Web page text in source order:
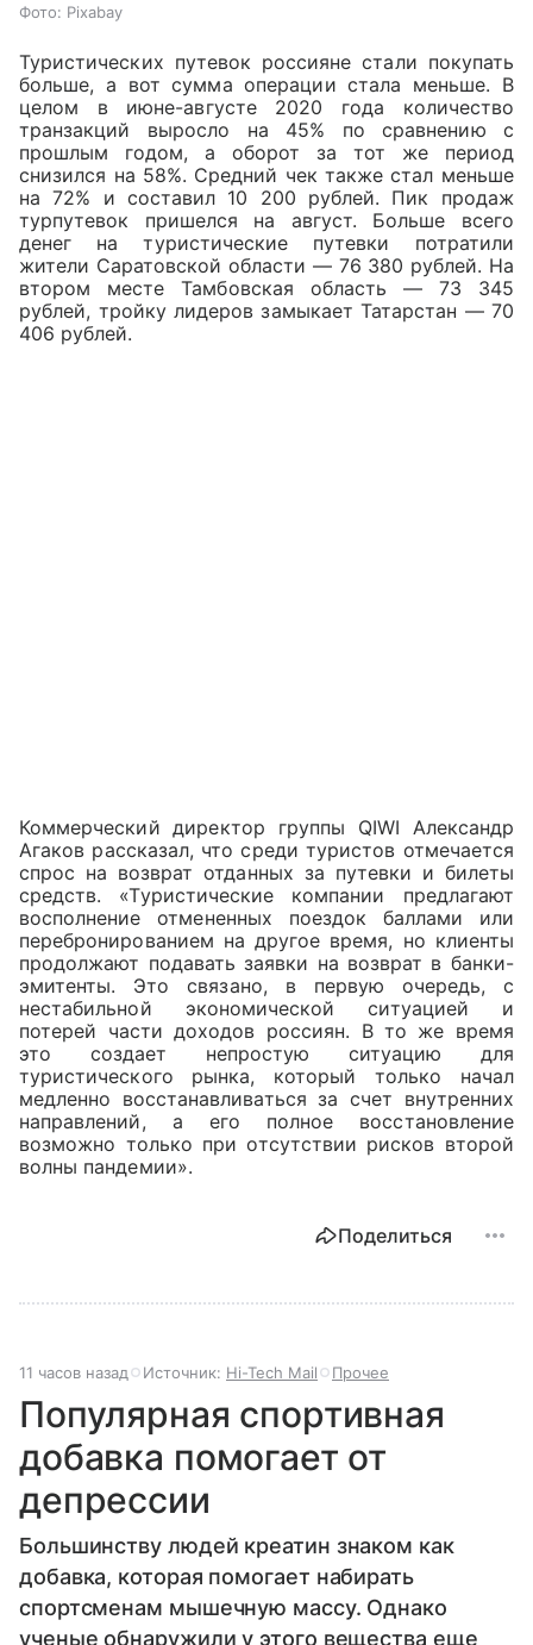
Фото: Pixabay
Туристических путевок россияне стали покупать
больше, а вот сумма операции стала меньше. В
целом в июне-августе 2020 года количество
транзакций выросло на 45% по сравнению с
прошлым годом, а оборот за тот же период
снизился на 58%. Средний чек также стал меньше
на 72% и составил 10 200 рублей. Пик продаж
турпутевок пришелся на август. Больше всего
денег на туристические путевки потратили
жители Саратовской области — 76 380 рублей. На
втором месте Тамбовская область — 73 345
рублей, тройку лидеров замыкает Татарстан — 70
406 рублей.
Коммерческий директор группы QIWI Александр
Агаков рассказал, что среди туристов отмечается
спрос на возврат отданных за путевки и билеты
средств. «Туристические компании предлагают
восполнение отмененных поездок баллами или
перебронированием на другое время, но клиенты
продолжают подавать заявки на возврат в банки-
эмитенты. Это связано, в первую очередь, с
нестабильной экономической ситуацией и
потерей части доходов россиян. В то же время
это создает непростую ситуацию для
туристического рынка, который только начал
медленно восстанавливаться за счет внутренних
направлений, а его полное восстановление
возможно только при отсутствии рисков второй
волны пандемии».
Поделиться
11 часов назад Источник: Hi-Tech Mail Прочее
Популярная спортивная
добавка помогает от
депрессии
Большинству людей креатин знаком как
добавка, которая помогает набирать
спортсменам мышечную массу. Однако
ученые обнаружили у этого вещества еще